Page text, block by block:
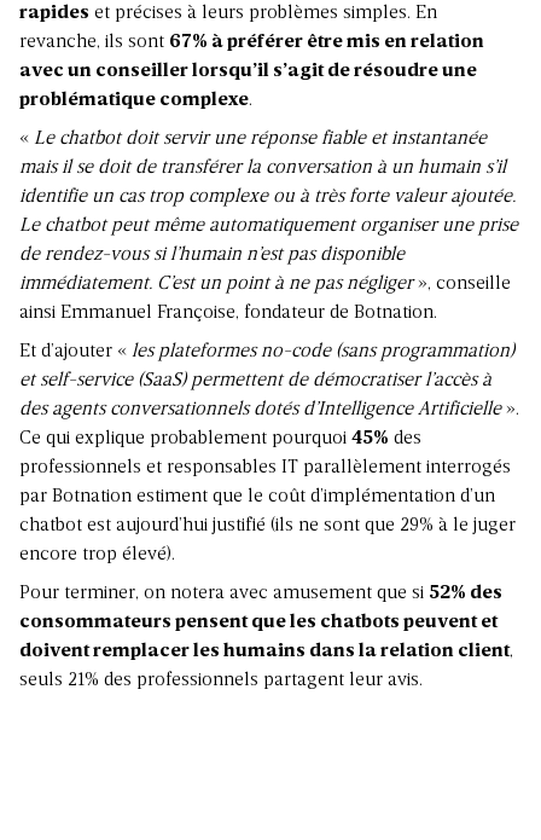
rapides et précises à leurs problèmes simples. En
revanche, ils sont 67% à préférer être mis en relation
avec un conseiller lorsqu’il s’agit de résoudre une
problématique complexe.
« Le chatbot doit servir une réponse fiable et instantanée
mais il se doit de transférer la conversation à un humain s’il
identifie un cas trop complexe ou à très forte valeur ajoutée.
Le chatbot peut même automatiquement organiser une prise
de rendez-vous si l’humain n’est pas disponible
immédiatement. C’est un point à ne pas négliger», conseille
ainsi Emmanuel Françoise, fondateur de Botnation.
Et d’ajouter « les plateformes no-code (sans programmation)
et self-service (SaaS) permettent de démocratiser l’accès à
des agents conversationnels dotés d’Intelligence Artificielle».
Ce qui explique probablement pourquoi 45% des
professionnels et responsables IT parallèlement interrogés
par Botnation estiment que le coût d’implémentation d’un
chatbot est aujourd’hui justifié (ils ne sont que 29% à le juger
encore trop élevé).
Pour terminer, on notera avec amusement que si 52% des
consommateurs pensent que les chatbots peuvent et
doivent remplacer les humains dans la relation client,
seuls 21% des professionnels partagent leur avis.